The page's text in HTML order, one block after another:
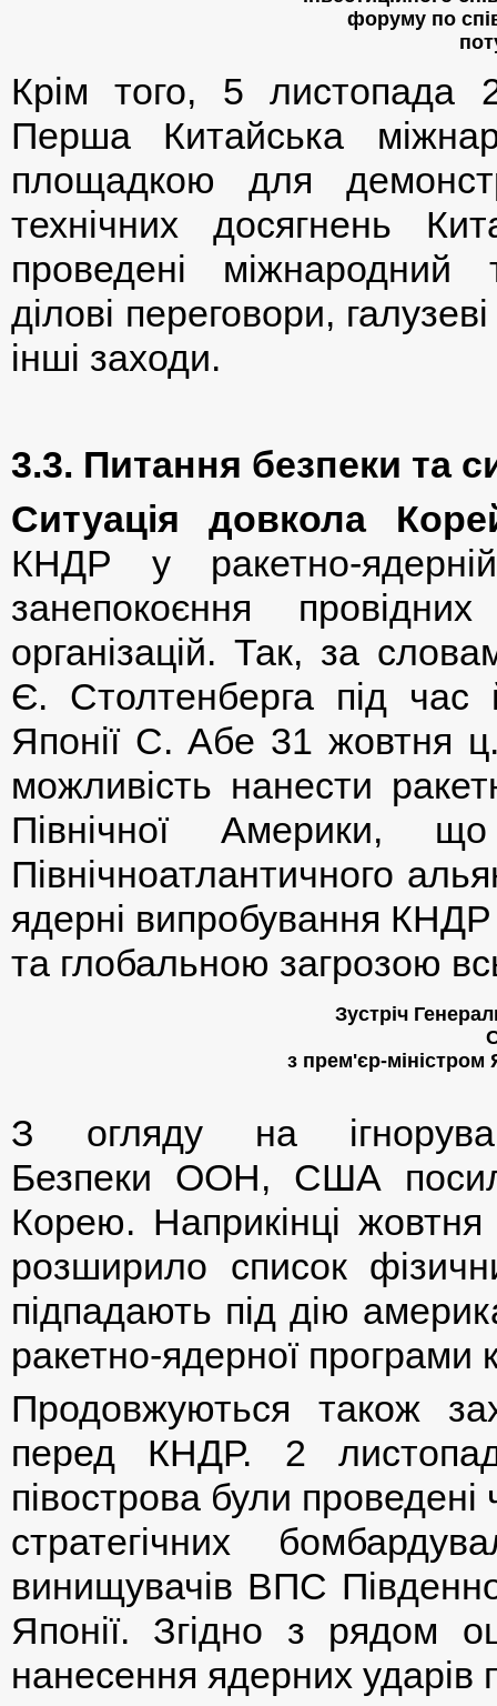
форуму по
Крім того, 5 листопада
Перша Китайська
площадкою для
технічних досягнень
проведені
ділові переговори,
інші заходи.
3.3. Питання безпеки та
Ситуація довкола
КНДР у ракетно-
занепокоєння
організацій. Так, за
Є. Столтенберга під час
Японії С. Абе 31 жовтня
можливість нанести
Північної Америки, що
Північноатлантичного
ядерні випробування
та глобальною загрозою
Зустріч
з прем'єр-міністром
З огляду на
Безпеки ООН, США
Корею. Наприкінці
розширило список
підпадають під дію
ракетно-ядерної програми
Продовжуються також
перед КНДР. 2
півострова були проведені
стратегічних
винищувачів ВПС
Японії. Згідно з рядом
нанесення ядерних ударів